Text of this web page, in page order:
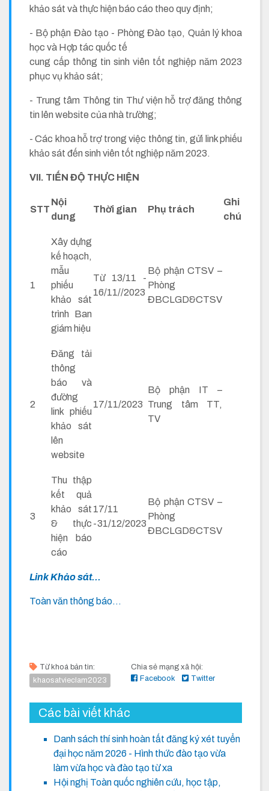
khảo sát và thực hiện báo cáo theo quy định;
- Bộ phận Đào tạo - Phòng Đào tạo, Quản lý khoa
học và Hợp tác quốc tế
cung cấp thông tin sinh viên tốt nghiệp năm 2023
phục vụ khảo sát;
- Trung tâm Thông tin Thư viện hỗ trợ đăng thông
tin lên website của nhà trường;
- Các khoa hỗ trợ trong việc thông tin, gửi link phiếu
khảo sát đến sinh viên tốt nghiệp năm 2023.
VII. TIẾN ĐỘ THỰC HIỆN
STT
Nội
dung
Thời gian Phụ trách
Ghi
chú
1
Xây dựng
kế hoạch,
mẫu
phiếu
khảo sát
trình Ban
giám hiệu
Từ 13/11 -
16/11//2023
Bộ phận CTSV –
Phòng
ĐBCLGD&CTSV
2
Đăng tải
thông
báo và
đường
link phiếu
khảo sát
lên
website
17/11/2023
Bộ phận IT –
Trung tâm TT,
TV
3
Thu thập
kết quả
khảo sát
& thực
hiện báo
cáo
17/11
-31/12/2023
Bộ phận CTSV –
Phòng
ĐBCLGD&CTSV
Link Khảo sát...
Toàn văn thông báo...
Từ khoá bản tin:
khaosatvieclam2023
Chia sẻ mạng xã hội:
Facebook
Twitter
Các bài viết khác
Danh sách thí sinh hoàn tất đăng ký xét tuyển
đại học năm 2026 - Hình thức đào tạo vừa
làm vừa học và đào tạo từ xa
Hội nghị Toàn quốc nghiên cứu, học tập,